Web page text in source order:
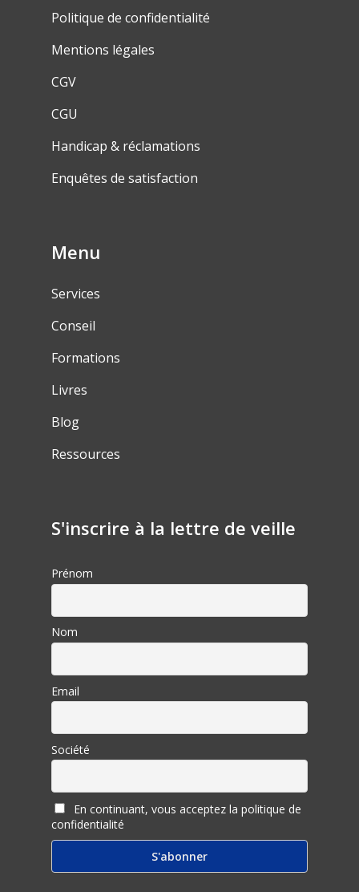
Politique de confidentialité
Mentions légales
CGV
CGU
Handicap & réclamations
Enquêtes de satisfaction
Menu
Services
Conseil
Formations
Livres
Blog
Ressources
S'inscrire à la lettre de veille
Prénom
Nom
Email
Société
En continuant, vous acceptez la politique de
confidentialité